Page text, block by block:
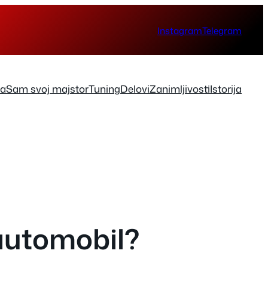
InstagramTelegram
Sam svoj majstorTuningDeloviZanimljivostiIstorija